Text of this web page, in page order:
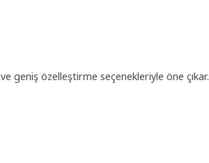
geniş özelleştirme seçenekleriyle öne çıkar.